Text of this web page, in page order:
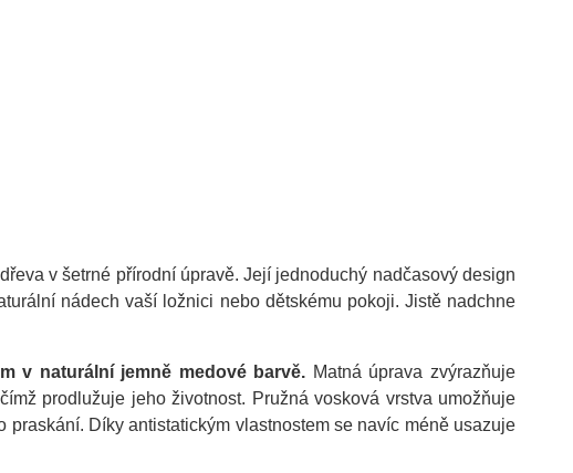
v šetrné přírodní úpravě. Její jednoduchý nadčasový design
nádech vaší ložnici nebo dětskému pokoji. Jistě nadchne
v naturální jemně medové barvě. Matná úprava zvýrazňuje
prodlužuje jeho životnost. Pružná vosková vrstva umožňuje
praskání. Díky antistatickým vlastnostem se navíc méně usazuje